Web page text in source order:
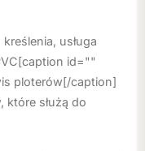
usługa
id=""
ploterów[/caption]
służą do